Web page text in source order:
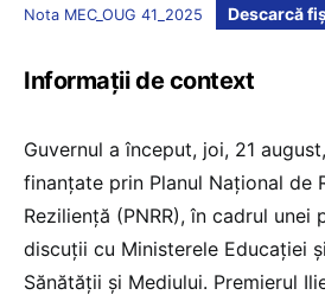
Nota MEC_OUG 41_2025 Descarcă
Informații de context
Guvernul a început, joi, 21
finanțate prin Planul Național de
Reziliență (PNRR), în cadrul unei
discuții cu Ministerele Educației
Sănătății și Mediului. Premierul